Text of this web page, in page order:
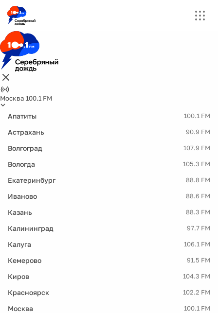
Москва 100.1 FM
Апатиты 100.1 FM
Астрахань 90.9 FM
Волгоград 107.9 FM
Вологда 105.3 FM
Екатеринбург 88.8 FM
Иваново 88.6 FM
Казань 88.3 FM
Калининград 97.7 FM
Калуга 106.1 FM
Кемерово 91.5 FM
Киров 104.3 FM
Красноярск 102.2 FM
Москва 100.1 FM